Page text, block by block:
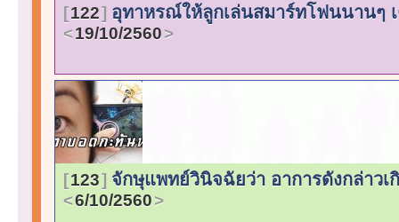
122 อุทาหรณ์ให้ลูกเล่นสมาร์ทโฟนนานๆ
19/10/2560
123 จักษุแพทย์วินิจฉัยว่า อาการดังกล่าว
6/10/2560